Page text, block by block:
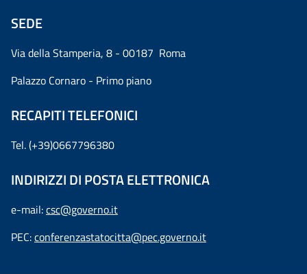
SEDE
Via della Stamperia, 8 - 00187 Roma
Palazzo Cornaro - Primo piano
RECAPITI TELEFONICI
Tel. (+39)0667796380
INDIRIZZI DI POSTA ELETTRONICA
e-mail:csc@governo.it
PEC:conferenzastatocitta@pec.governo.it